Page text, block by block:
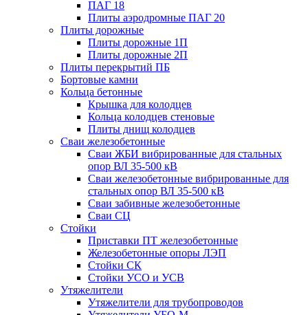
ПАГ 18
Плиты аэродромные ПАГ 20
Плиты дорожные
Плиты дорожные 1П
Плиты дорожные 2П
Плиты перекрытий ПБ
Бортовые камни
Кольца бетонные
Крышка для колодцев
Кольца колодцев стеновые
Плиты днищ колодцев
Сваи железобетонные
Сваи ЖБИ вибрированные для стальных
опор ВЛ 35-500 кВ
Сваи железобетонные вибрированные для
стальных опор ВЛ 35-500 кВ
Сваи забивные железобетонные
Сваи СЦ
Стойки
Приставки ПТ железобетонные
Железобетонные опоры ЛЭП
Стойки СК
Стойки УСО и УСВ
Утяжелители
Утяжелители для трубопроводов